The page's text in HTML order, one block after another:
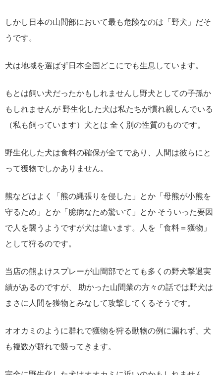
しかし日本の山間部において最も危険なのは「野犬」だそ
うです。
犬は地域を選ばず日本全国どこにでも生息しています。
もとは飼い犬だったかもしれませんし野犬としての子孫か
もしれませんが 野生化した犬は私たちが慣れ親しんでいる
（私も飼っています）犬とは 全く別の性質のものです。
野生化した犬は食料の確保が全てであり、人間は彼らにと
って獲物でしかありません。
熊などはよく「熊の縄張りを侵した」とか「母熊が小熊を
守るため」とか「臆病なため驚いて」とか そういった要因
で人を襲うようですが犬は違います。人を「食料＝獲物」
として狩るのです。
当店の熊よけスプレーが山間部でとても多くの野犬撃退実
績があるのですが、 助かった山間業の方々の話では野犬は
まさに人間を獲物とみなして攻撃してくるそうです。
オオカミのように群れで獲物を狩る動物の例に漏れず、犬
も複数が群れで襲ってきます。